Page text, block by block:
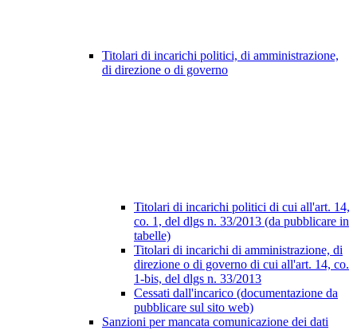
Titolari di incarichi politici, di amministrazione,
di direzione o di governo
Titolari di incarichi politici di cui all'art. 14,
co. 1, del dlgs n. 33/2013 (da pubblicare in
tabelle)
Titolari di incarichi di amministrazione, di
direzione o di governo di cui all'art. 14, co.
1-bis, del dlgs n. 33/2013
Cessati dall'incarico (documentazione da
pubblicare sul sito web)
Sanzioni per mancata comunicazione dei dati